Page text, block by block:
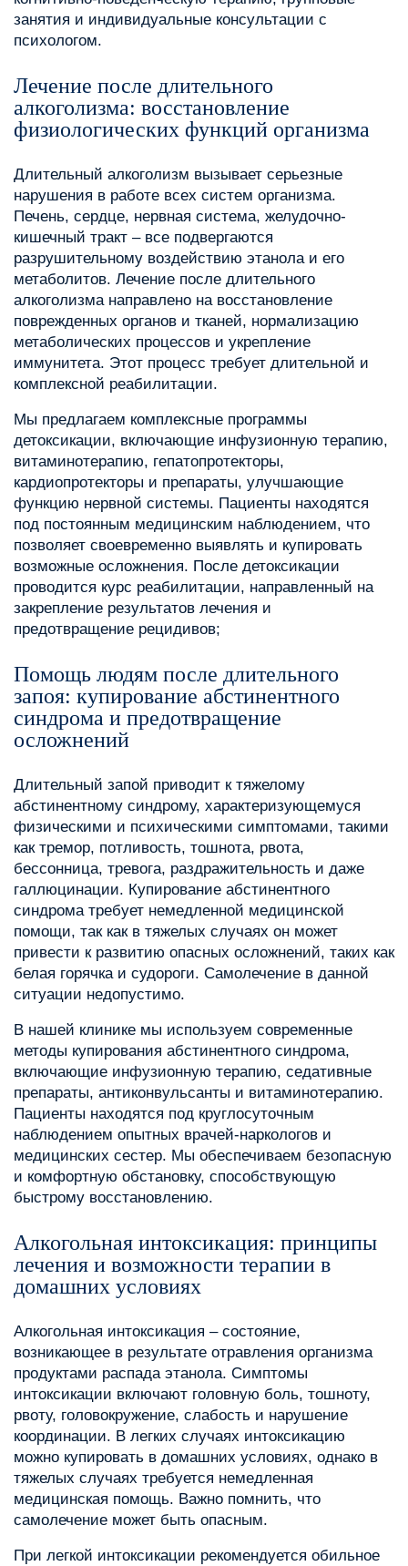
занятия и индивидуальные консультации с
психологом.
Лечение после длительного
алкоголизма: восстановление
физиологических функций организма
Длительный алкоголизм вызывает серьезные
нарушения в работе всех систем организма.
Печень, сердце, нервная система, желудочно-
кишечный тракт – все подвергаются
разрушительному воздействию этанола и его
метаболитов. Лечение после длительного
алкоголизма направлено на восстановление
поврежденных органов и тканей, нормализацию
метаболических процессов и укрепление
иммунитета. Этот процесс требует длительной и
комплексной реабилитации.
Мы предлагаем комплексные программы
детоксикации, включающие инфузионную терапию,
витаминотерапию, гепатопротекторы,
кардиопротекторы и препараты, улучшающие
функцию нервной системы. Пациенты находятся
под постоянным медицинским наблюдением, что
позволяет своевременно выявлять и купировать
возможные осложнения. После детоксикации
проводится курс реабилитации, направленный на
закрепление результатов лечения и
предотвращение рецидивов;
Помощь людям после длительного
запоя: купирование абстинентного
синдрома и предотвращение
осложнений
Длительный запой приводит к тяжелому
абстинентному синдрому, характеризующемуся
физическими и психическими симптомами, такими
как тремор, потливость, тошнота, рвота,
бессонница, тревога, раздражительность и даже
галлюцинации. Купирование абстинентного
синдрома требует немедленной медицинской
помощи, так как в тяжелых случаях он может
привести к развитию опасных осложнений, таких как
белая горячка и судороги. Самолечение в данной
ситуации недопустимо.
В нашей клинике мы используем современные
методы купирования абстинентного синдрома,
включающие инфузионную терапию, седативные
препараты, антиконвульсанты и витаминотерапию.
Пациенты находятся под круглосуточным
наблюдением опытных врачей-наркологов и
медицинских сестер. Мы обеспечиваем безопасную
и комфортную обстановку, способствующую
быстрому восстановлению.
Алкогольная интоксикация: принципы
лечения и возможности терапии в
домашних условиях
Алкогольная интоксикация – состояние,
возникающее в результате отравления организма
продуктами распада этанола. Симптомы
интоксикации включают головную боль, тошноту,
рвоту, головокружение, слабость и нарушение
координации. В легких случаях интоксикацию
можно купировать в домашних условиях, однако в
тяжелых случаях требуется немедленная
медицинская помощь. Важно помнить, что
самолечение может быть опасным.
При легкой интоксикации рекомендуется обильное